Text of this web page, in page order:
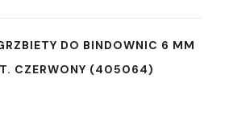
DO BINDOWNIC 6 MM
CZERWONY (405064)